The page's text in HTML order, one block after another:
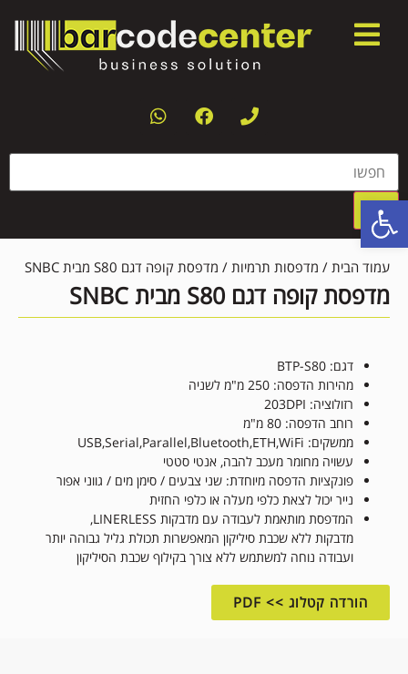
עמוד הבית / מדפסות תרמיות / מדפסת קופה דגם S80 מבית SNBC
מדפסת קופה דגם S80 מבית SNBC
דגם: BTP-S80
מהירות הדפסה: 250 מ"מ לשניה
רזולוציה: 203DPI
רוחב הדפסה: 80 מ"מ
ממשקים: USB,Serial,Parallel,Bluetooth,ETH,WiFi
עשויה מחומר מעכב להבה, אנטי סטטי
פונקציות הדפסה מיוחדת: שני צבעים / סימן מים / גווני אפור
נייר יכול לצאת כלפי מעלה או כלפי החזית
המדפסת מותאמת לעבודה עם מדבקות LINERLESS,
מדבקות ללא שכבת סיליקון המאפשרות תכולת גליל גבוהה יותר
ועבודה נוחה למשתמש ללא צורך בקילוף שכבת הסיליקון
הורדה קטלוג >> PDF
פתח סרגל נגישות